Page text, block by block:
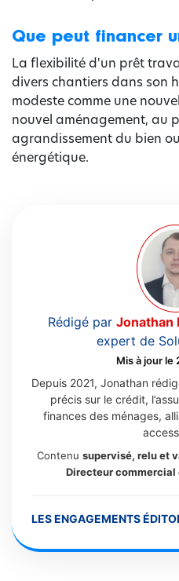
Que peut financer
La flexibilité d'un prêt
divers chantiers dans son
modeste comme une
nouvel aménagement, au
agrandissement du bien
énergétique.
Rédigé par Jonathan
expert de
Mis à jour
Depuis 2021, Jonathan
précis sur le crédit,
finances des ménages,
Contenu supervisé, relu et
Directeur commercial
LES ENGAGEMENTS